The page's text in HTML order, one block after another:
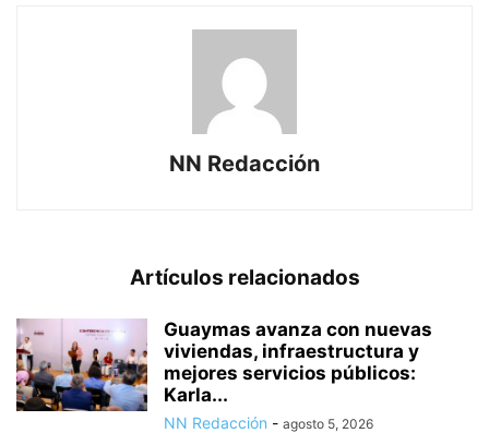
NN Redacción
Artículos relacionados
Guaymas avanza con nuevas
viviendas, infraestructura y
mejores servicios públicos:
Karla...
NN Redacción - agosto 5, 2026